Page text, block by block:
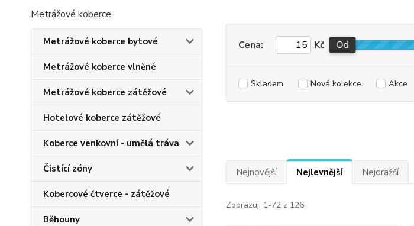
Metrážové koberce
Metrážové koberce bytové
Metrážové koberce vlněné
Metrážové koberce zátěžové
Hotelové koberce zátěžové
Koberce venkovní - umělá tráva
Čistící zóny
Kobercové čtverce - zátěžové
Běhouny
Cena: Kč Od
Skladem Nová kolekce Akce
Nejnovější Nejlevnější Nejdražší
Zobrazuji 1-72 z 126